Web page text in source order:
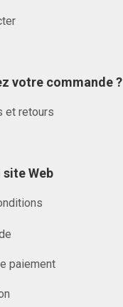
votre commande ?
et retours
Web
paiement